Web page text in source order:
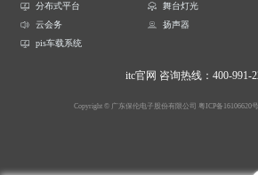
分布式平台
舞台灯光
云会务
扬声器
pis车载系统
itc官网 咨询热线：400-991-
Copyright © 广东保伦电子股份有限公司 粤ICP备16106620号